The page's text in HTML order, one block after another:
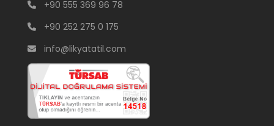
+90 555 369 96 78
+90 252 275 0 175
info@likyatatil.com